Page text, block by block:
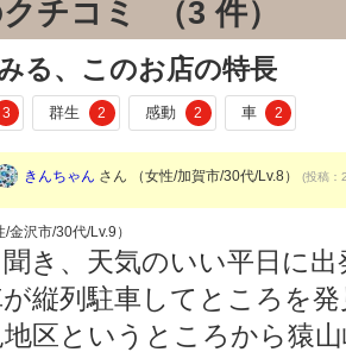
チコミ （3 件）
る、このお店の特長
3 群生 2 感動 2 車 2
きんちゃん さん （女性/加賀市/30代/Lv.8） (投稿
金沢市/30代/Lv.9）
き、天気のいい平日に
縦列駐車してところを
区というところから猿